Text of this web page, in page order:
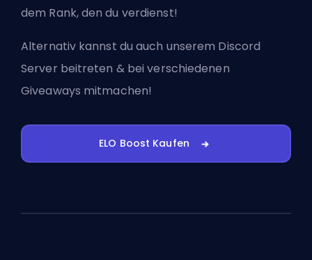
dem Rank, den du verdienst!
Alternativ kannst du auch unserem Discord
Server beitreten & bei verschiedenen
Giveaways mitmachen!
ELO Boost Kaufen